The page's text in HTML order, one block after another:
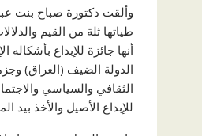
وألقت دكتورة صباح بنت
طياتها ثلة من القيم
أنها جائزة للإبداع
الدولة الضيف (العراق)
الثقافي والسياسي
للإبداع الأصيل والأخذ بيد